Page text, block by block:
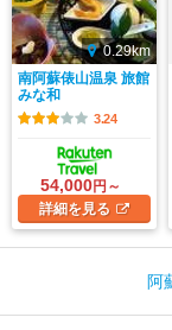
0.29km
南阿蘇俵山温泉 旅館
みな和
3.24
54,000円～
詳細を見る
阿